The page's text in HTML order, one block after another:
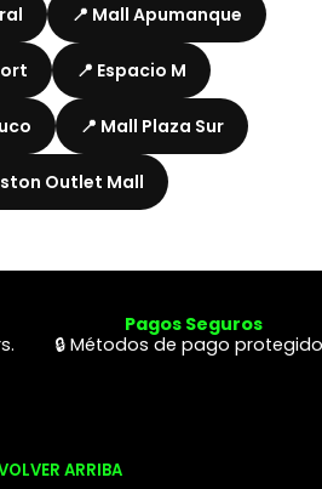
📍 Mall Apumanque
📍 Espacio M
📍 Mall Plaza Sur
Outlet Mall
Pagos Seguros
🔒 Métodos de pago
ARRIBA